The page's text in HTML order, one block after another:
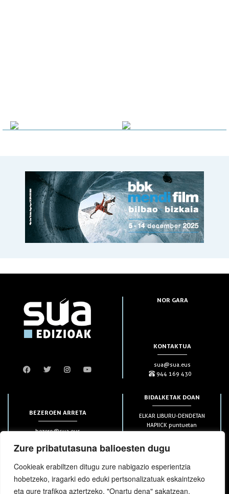
Zure pribatutasuna balioesten dugu
Cookieak erabiltzen ditugu zure nabigazio esperientzia
hobetzeko, iragarki edo eduki pertsonalizatuak eskaintzeko
eta gure trafikoa aztertzeko. "Onartu dena" sakatzean,
NOR GARA
KONTAKTUA
sua@sua.eus
944 169 430
BEZEROEN ARRETA
bezero@sua.eus
HARPIDETZAK
BIDALKETAK DOAN
ELKAR LIBURU-DENDETAN
HAPIICK puntuetan
(soilik penintsulan)